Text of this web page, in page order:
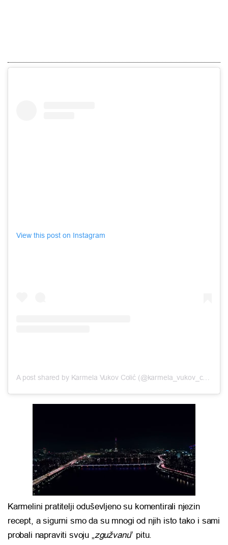
View this post on Instagram
A post shared by Karmela Vukov Colić (@karmela_vukov_colic)
Karmelini pratitelji oduševljeno su komentirali njezin
recept, a sigurni smo da su mnogi od njih isto tako i sami
probali napraviti svoju „ zgužvanu“ pitu.